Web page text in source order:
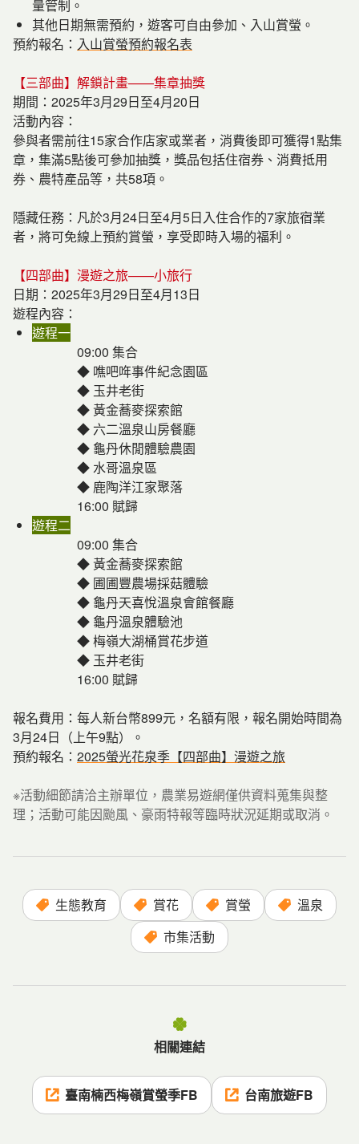
量管制。
其他日期無需預約，遊客可自由參加、入山賞螢。
預約報名： 入山賞螢預約報名表
【三部曲】解鎖計畫——集章抽獎
期間：2025年3月29日至4月20日
活動內容：
參與者需前往15家合作店家或業者，消費後即可獲得1點集
章，集滿5點後可參加抽獎，獎品包括住宿券、消費抵用
券、農特產品等，共58項。
隱藏任務：凡於3月24日至4月5日入住合作的7家旅宿業
者，將可免線上預約賞螢，享受即時入場的福利。
【四部曲】漫遊之旅——小旅行
日期：2025年3月29日至4月13日
遊程內容：
遊程一
09:00 集合
◆ 噍吧哖事件紀念園區
◆ 玉井老街
◆ 黃金蕎麥探索館
◆ 六二溫泉山房餐廳
◆ 龜丹休閒體驗農園
◆ 水哥溫泉區
◆ 鹿陶洋江家聚落
16:00 賦歸
遊程二
09:00 集合
◆ 黃金蕎麥探索館
◆ 圃圃豐農場採菇體驗
◆ 龜丹天喜悅溫泉會館餐廳
◆ 龜丹溫泉體驗池
◆ 梅嶺大湖桶賞花步道
◆ 玉井老街
16:00 賦歸
報名費用：每人新台幣899元，名額有限，報名開始時間為
3月24日（上午9點）。
預約報名： 2025螢光花泉季【四部曲】漫遊之旅
※活動細節請洽主辦單位，農業易遊網僅供資料蒐集與整
理；活動可能因颱風、豪雨特報等臨時狀況延期或取消。
生態教育 賞花 賞螢
溫泉
市集活動
相關連結
臺南楠西梅嶺賞螢季FB 台南旅遊FB